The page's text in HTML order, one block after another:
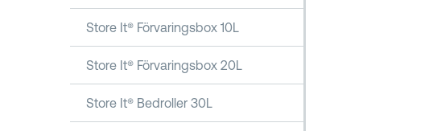
Store It® Förvaringsbox 10L
Store It® Förvaringsbox 20L
Store It® Bedroller 30L